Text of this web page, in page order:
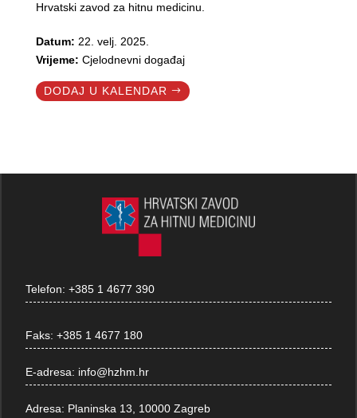
Hrvatski zavod za hitnu medicinu.
Datum: 22. velj. 2025.
Vrijeme: Cjelodnevni događaj
DODAJ U KALENDAR
Telefon:+385 1 4677 390
Faks:+385 1 4677 180
E-adresa: info@hzhm.hr
Adresa: Planinska 13, 10000 Zagreb